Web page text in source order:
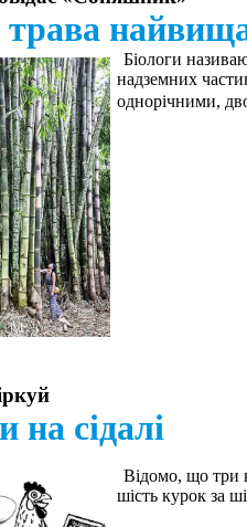
найвища
Біологи
надземних
однорічними,
на сідалі
Відомо, що три
шість курок за